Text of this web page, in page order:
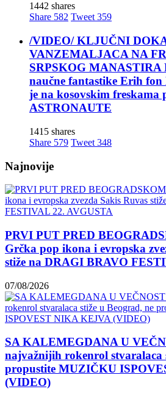
1442 shares
Share 582 Tweet 359
/VIDEO/ KLJUČNI
VANZEMALJACA NA
SRPSKOG MANASTIRA
naučne fantastike Erih fon
je na kosovskim freskama
ASTRONAUTE
1415 shares
Share 579 Tweet 348
Najnovije
PRVI PUT PRED
Grčka pop ikona i evropska
stiže na DRAGI BRAVO
07/08/2026
SA KALEMEGDANA U
najvažnijih rokenrol stvaralaca
propustite MUZIČKU
(VIDEO)